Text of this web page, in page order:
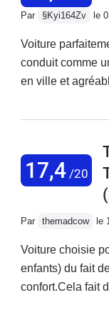
passat. Très
est mauvaise et
de ce prix en
Par §Kyi164Zv le
Voiture
conduit comme
en ville et
vite, en
matériaux, c'est
plus. Au niveau
bord et de la
systèmes d'aide
Mais ça
autre, la voiture
17,4/20
Par themadcow le
Voiture choisie
enfants) du fait
confort.Cela fait